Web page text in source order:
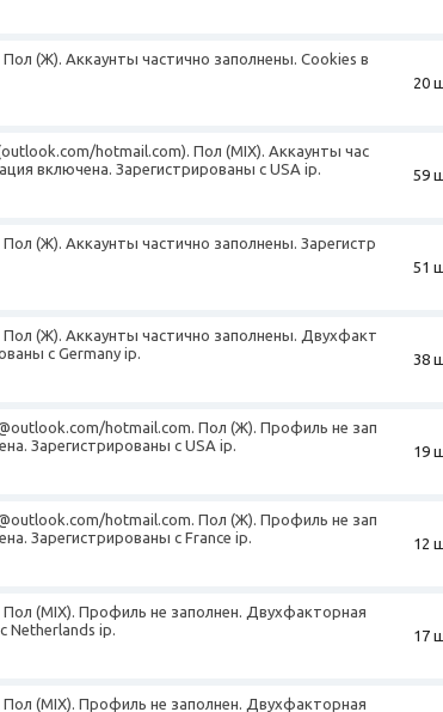
(Ж). Аккаунты частично заполнены. Cookies в
20
hotmail.com). Пол (MIX). Аккаунты час
включена. Зарегистрированы с USA ip.
59
(Ж). Аккаунты частично заполнены. Зарегистр
51
(Ж). Аккаунты частично заполнены. Двухфакт
с Germany ip.
38
hotmail.com. Пол (Ж). Профиль не зап
Зарегистрированы с USA ip.
19
hotmail.com. Пол (Ж). Профиль не зап
Зарегистрированы с France ip.
12
(MIX). Профиль не заполнен. Двухфакторная
Netherlands ip.
17
(MIX). Профиль не заполнен. Двухфакторная